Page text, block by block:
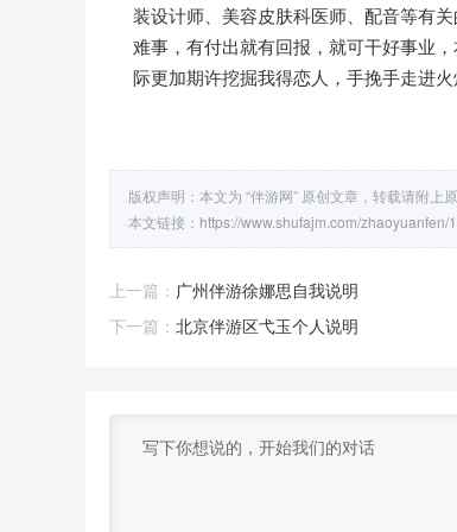
装设计师、美容皮肤科医师、配音等有
难事，有付出就有回报，就可干好事业
际更加期许挖掘我得恋人，手挽手走进
版权声明：本文为 “伴游网” 原创文章，转载请附上
本文链接： https://www.shufajm.com/zhaoyuanfen/
上一篇： 广州伴游徐娜思自我说明
下一篇： 北京伴游区弋玉个人说明